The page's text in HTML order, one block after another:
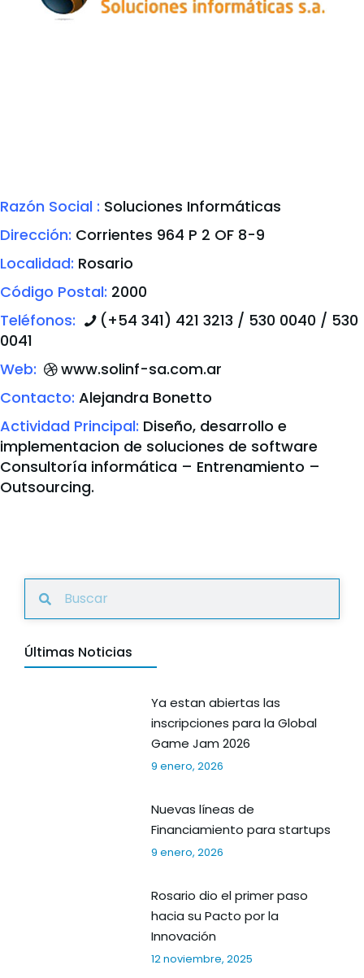
Razón Social : Soluciones Informáticas
Dirección: Corrientes 964 P 2 OF 8-9
Localidad: Rosario
Código Postal: 2000
Teléfonos:
(+54 341) 421 3213 / 530 0040 / 530
0041
Web:
www.solinf-sa.com.ar
Contacto: Alejandra Bonetto
Actividad Principal: Diseño, desarrollo e
implementacion de soluciones de software
Consultoría informática – Entrenamiento –
Outsourcing.
Últimas Noticias
Ya estan abiertas las
inscripciones para la Global
Game Jam 2026
9 enero, 2026
Nuevas líneas de
Financiamiento para startups
9 enero, 2026
Rosario dio el primer paso
hacia su Pacto por la
Innovación
12 noviembre, 2025